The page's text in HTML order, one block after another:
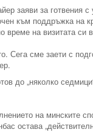
заяви за готвения с
към поддръжка на
време на визитата
Сега сме заети с
до „няколко
на минските
остава